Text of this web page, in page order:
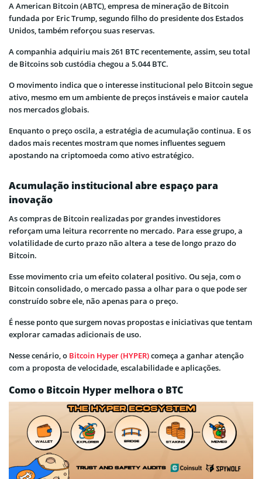
A American Bitcoin (ABTC), empresa de mineração de Bitcoin
fundada por Eric Trump, segundo filho do presidente dos Estados
Unidos, também reforçou suas reservas.
A companhia adquiriu mais 261 BTC recentemente, assim, seu total
de Bitcoins sob custódia chegou a 5.044 BTC.
O movimento indica que o interesse institucional pelo Bitcoin segue
ativo, mesmo em um ambiente de preços instáveis e maior cautela
nos mercados globais.
Enquanto o preço oscila, a estratégia de acumulação continua. E os
dados mais recentes mostram que nomes influentes seguem
apostando na criptomoeda como ativo estratégico.
Acumulação institucional abre espaço para
inovação
As compras de Bitcoin realizadas por grandes investidores
reforçam uma leitura recorrente no mercado. Para esse grupo, a
volatilidade de curto prazo não altera a tese de longo prazo do
Bitcoin.
Esse movimento cria um efeito colateral positivo. Ou seja, com o
Bitcoin consolidado, o mercado passa a olhar para o que pode ser
construído sobre ele, não apenas para o preço.
É nesse ponto que surgem novas propostas e iniciativas que tentam
explorar camadas adicionais de uso.
Nesse cenário, o Bitcoin Hyper (HYPER)começa a ganhar atenção
com a proposta de velocidade, escalabilidade e aplicações.
Como o Bitcoin Hyper melhora o BTC